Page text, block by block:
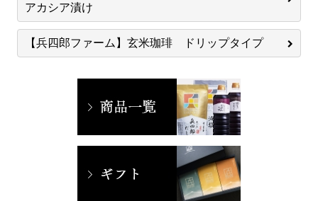
アカシア漬け
【兵四郎ファーム】玄米珈琲 ドリップタイプ